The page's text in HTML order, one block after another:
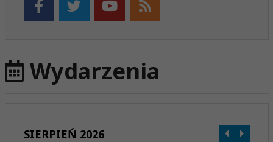
Wydarzenia
SIERPIEŃ 2026